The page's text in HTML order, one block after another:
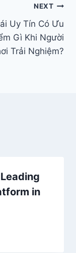
NEXT
Uy Tín Có Ưu
Gì Khi Người
Trải Nghiệm?
in